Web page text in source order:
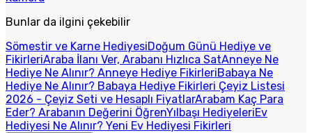
Bunlar da ilgini çekebilir
Sömestir ve Karne HediyesiDoğum Günü Hediye ve
FikirleriAraba İlanı Ver, Arabanı Hızlıca SatAnneye Ne
Hediye Ne Alınır? Anneye Hediye FikirleriBabaya Ne
Hediye Ne Alınır? Babaya Hediye Fikirleri Çeyiz Listesi
2026 - Çeyiz Seti ve Hesaplı FiyatlarArabam Kaç Para
Eder? Arabanın Değerini ÖğrenYılbaşı HediyeleriEv
Hediyesi Ne Alınır? Yeni Ev Hediyesi Fikirleri